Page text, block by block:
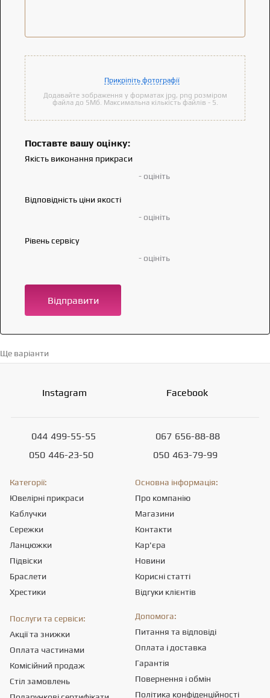
Прикріпіть фотографії
Додавайте зображення у форматах jpg, png розміром
файла до 5Мб. Максимальна кількість файлів - 5.
Поставте вашу оцінку:
Якість виконання прикраси
- оцініть
Відповідність ціни якості
- оцініть
Рівень сервісу
- оцініть
Відправити
Ще варіанти
Instagram Facebook
044 499-55-55
050 446-23-50
067 656-88-88
050 463-79-99
Категорії:
Ювелірні прикраси
Каблучки
Сережки
Ланцюжки
Підвіски
Браслети
Хрестики
Основна інформація:
Про компанію
Магазини
Контакти
Кар'єра
Новини
Корисні статті
Відгуки клієнтів
Послуги та сервіси:
Акції та знижки
Оплата частинами
Комісійний продаж
Стіл замовлень
Допомога:
Питання та відповіді
Оплата і доставка
Гарантія
Повернення і обмін
Політика конфіденційності